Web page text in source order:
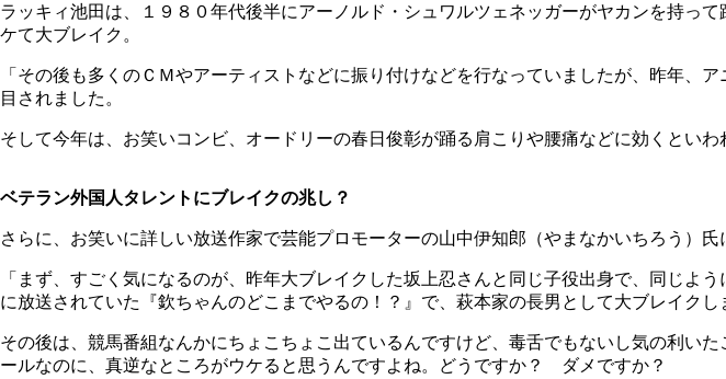
ラッキィ池田は、１９８０年代後半にアーノルド・シュワルツェネッガーがヤカンを持っ
ケて大ブレイク。
「その後も多くのＣＭやアーティストなどに振り付けなどを行なっていましたが、昨年、
目されました。
そして今年は、お笑いコンビ、オードリーの春日俊彰が踊る肩こりや腰痛などに効くといわ
ベテラン外国人タレントにブレイクの兆し？
さらに、お笑いに詳しい放送作家で芸能プロモーターの山中伊知郎（やまなかいちろう）氏
「まず、すごく気になるのが、昨年大ブレイクした坂上忍さんと同じ子役出身で、同じよ
に放送されていた『欽ちゃんのどこまでやるの！？』で、萩本家の長男として大ブレイクし
その後は、競馬番組なんかにちょこちょこ出ているんですけど、毒舌でもないし気の利い
ールなのに、真逆なところがウケると思うんですよね。どうですか？ ダメですか？